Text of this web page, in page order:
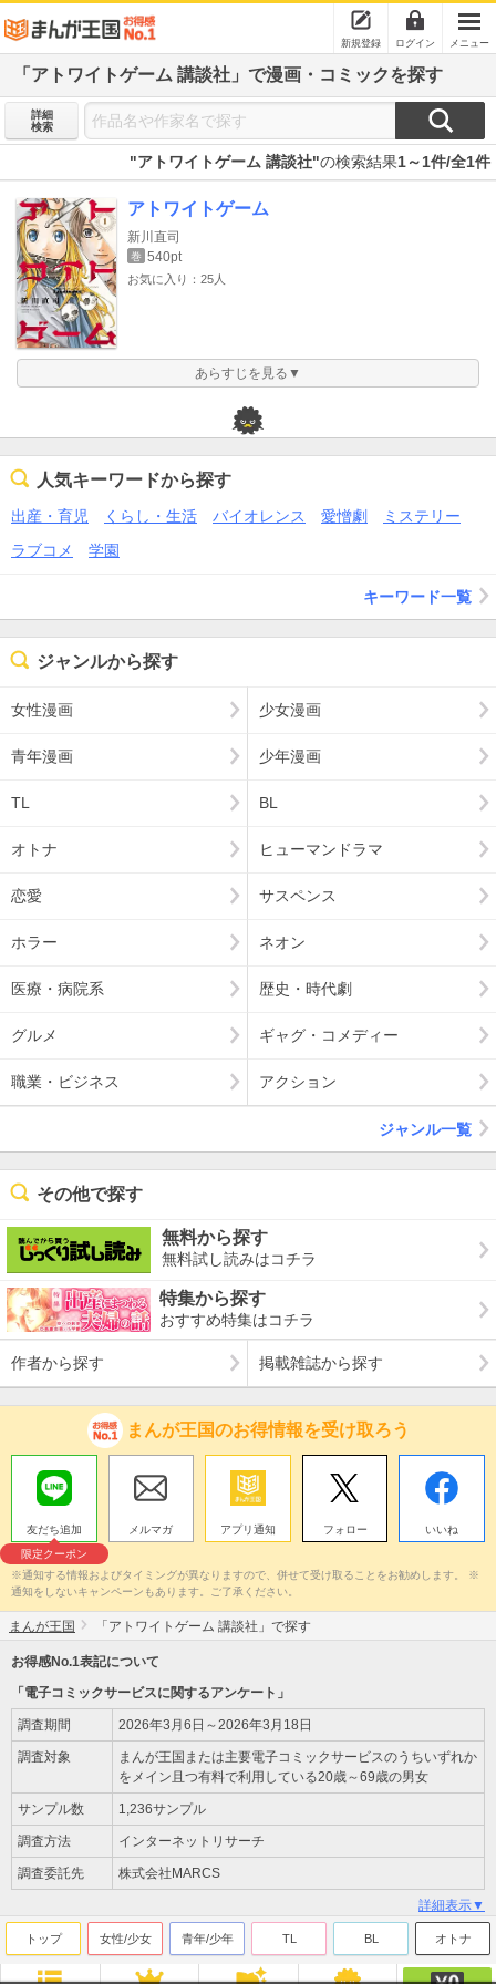
新規登録 ログイン メニュー
「アトワイトゲーム 講談社」で漫画・コミックを探す
詳細
検索
"アトワイトゲーム 講談社"の検索結果1～1件/全1件
アトワイトゲーム
新川直司
巻 540pt
お気に入り：25人
あらすじを見る▼
人気キーワードから探す
出産・育児 くらし・生活 バイオレンス 愛憎劇
ミステリー
ラブコメ
学園
キーワード一覧
ジャンルから探す
女性漫画 少女漫画
青年漫画 少年漫画
TL BL
オトナ ヒューマンドラマ
恋愛 サスペンス
ホラー ネオン
医療・病院系 歴史・時代劇
グルメ ギャグ・コメディー
職業・ビジネス アクション
ジャンル一覧
その他で探す
無料から探す
無料試し読みはコチラ
特集から探す
おすすめ特集はコチラ
作者から探す 掲載雑誌から探す
まんが王国のお得情報を受け取ろう
友だち追加
限定クーポン
メルマガ アプリ通知 フォロー いいね
※通知する情報およびタイミングが異なりますので、併せて受け取ることをお勧めします。 ※
通知をしないキャンペーンもあります。ご了承ください。
まんが王国 「アトワイトゲーム 講談社」で探す
お得感No.1表記について
「電子コミックサービスに関するアンケート」
調査期間 2026年3月6日～2026年3月18日
調査対象
まんが王国または主要電子コミックサービスのうちいずれか
をメイン且つ有料で利用している20歳～69歳の男女
サンプル数 1,236サンプル
調査方法 インターネットリサーチ
調査委託先 株式会社MARCS
詳細表示▼
トップ 女性/少女 青年/少年 TL BL オトナ